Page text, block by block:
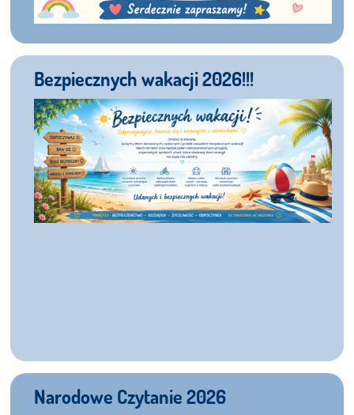
Bezpiecznych wakacji 2026!!!
Narodowe Czytanie 2026